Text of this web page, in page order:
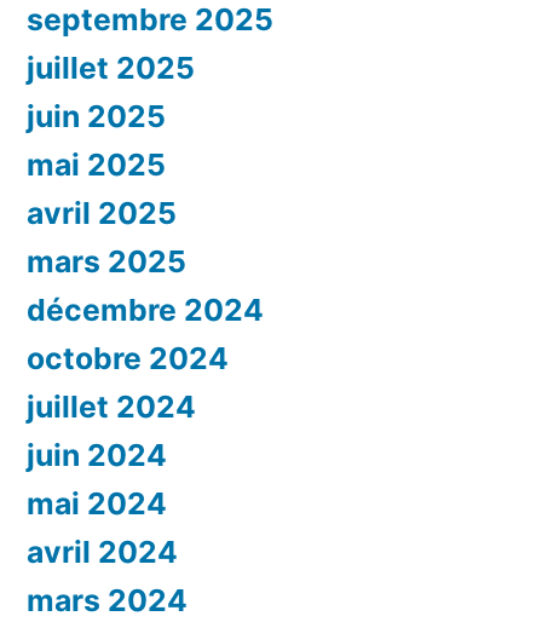
septembre 2025
juillet 2025
juin 2025
mai 2025
avril 2025
mars 2025
décembre 2024
octobre 2024
juillet 2024
juin 2024
mai 2024
avril 2024
mars 2024